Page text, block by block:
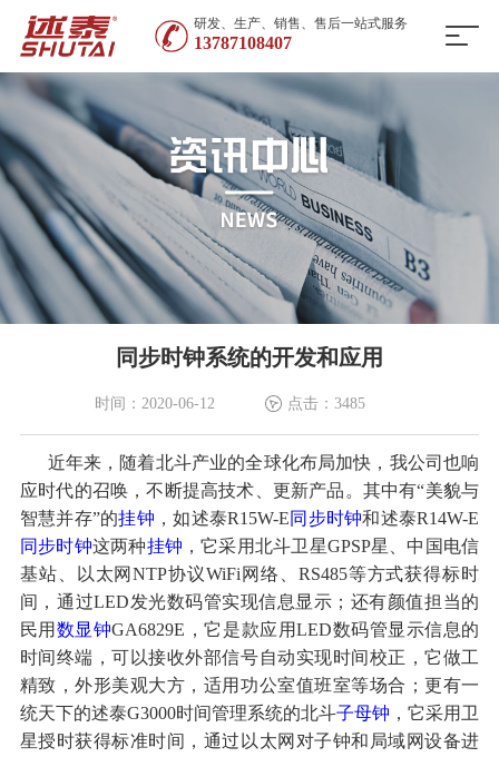
研发、生产、销售、售后一站式服务
13787108407
同步时钟系统的开发和应用
时间：2020-06-12 点击：3485
近年来，随着北斗产业的全球化布局加快，我公司也响
应时代的召唤，不断提高技术、更新产品。其中有“美貌与
智慧并存”的挂钟 ，如述泰R15W-E同步时钟和述泰R14W-E
同步时钟这两种挂钟 ，它采用北斗卫星GPSP星、中国电信
基站、以太网NTP协议WiFi网络、RS485等方式获得标时
间，通过LED发光数码管实现信息显示；还有颜值担当的
民用 数显钟GA6829E，它是款应用LED数码管显示信息的
时间终端，可以接收外部信号自动实现时间校正，它做工
精致，外形美观大方，适用功公室值班室等场合；更有一
统天下的述泰G3000时间管理系统的北斗子母钟 ，它采用卫
星授时获得标准时间，通过以太网对子钟和局域网设备进